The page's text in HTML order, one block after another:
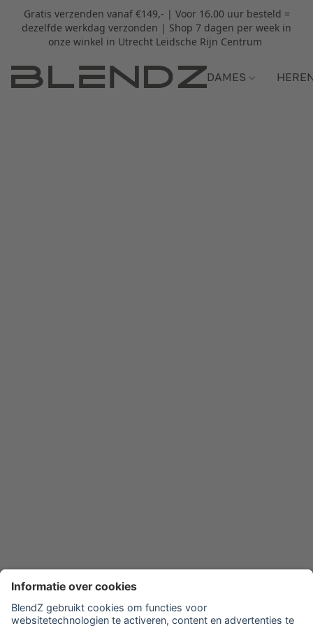
Gratis verzenden vanaf €149,- | Voor 16.00 uur besteld =
dezelfde werkdag verzonden | Shop 7 dagen per week in
onze winkel in Utrecht Leidsche Rijn Centrum
DAMES